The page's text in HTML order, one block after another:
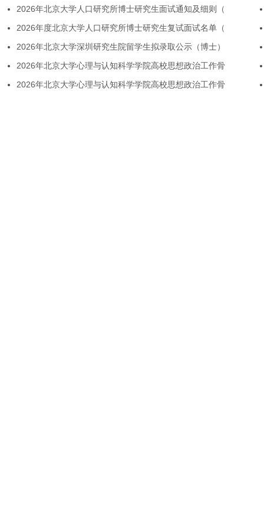
2026年北京大学人口研究所博士研究生面试通知及细则（
2026年度北京大学人口研究所博士研究生复试面试名单（
2026年北京大学深圳研究生院留学生拟录取公示（博士）
2026年北京大学心理与认知科学学院高校思想政治工作骨
2026年北京大学心理与认知科学学院高校思想政治工作骨